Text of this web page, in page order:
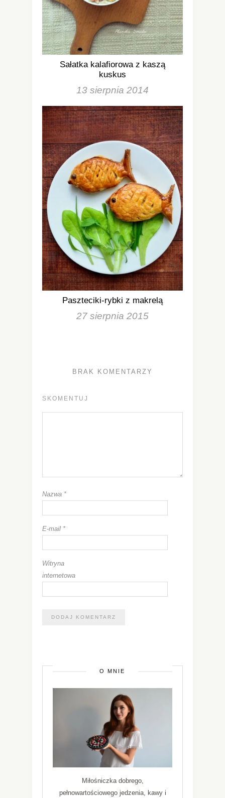
Sałatka kalafiorowa z kaszą
kuskus
13 sierpnia 2014
Paszteciki-rybki z makrelą
27 sierpnia 2015
BRAK KOMENTARZY
SKOMENTUJ
Nazwa *
E-mail *
Witryna
internetowa
O MNIE
Miłośniczka dobrego,
pełnowartościowego jedzenia, kawy i